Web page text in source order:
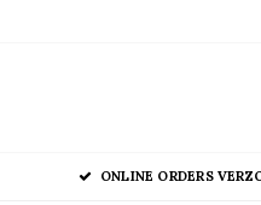
ONLINE ORDERS